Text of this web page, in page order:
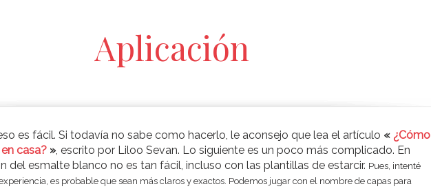
Aplicación
es fácil. Si todavía no sabe como hacerlo, le aconsejo que lea el artículo « ¿Cómo
casa? », escrito por Liloo Sevan. Lo siguiente es un poco más complicado. En
del esmalte blanco no es tan fácil, incluso con las plantillas de estarcir. Pues, intenté
es probable que sean más claros y exactos. Podemos jugar con el nombre de capas para